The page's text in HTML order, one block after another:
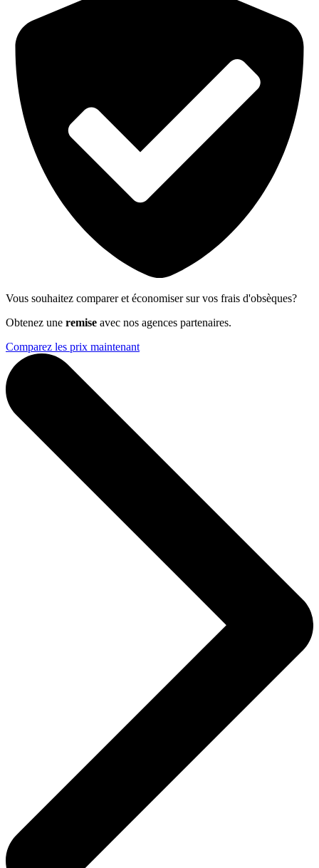
Vous souhaitez comparer et économiser sur vos frais d'obsèques?
Obtenez une remise avec nos agences partenaires.
Comparez les prix maintenant